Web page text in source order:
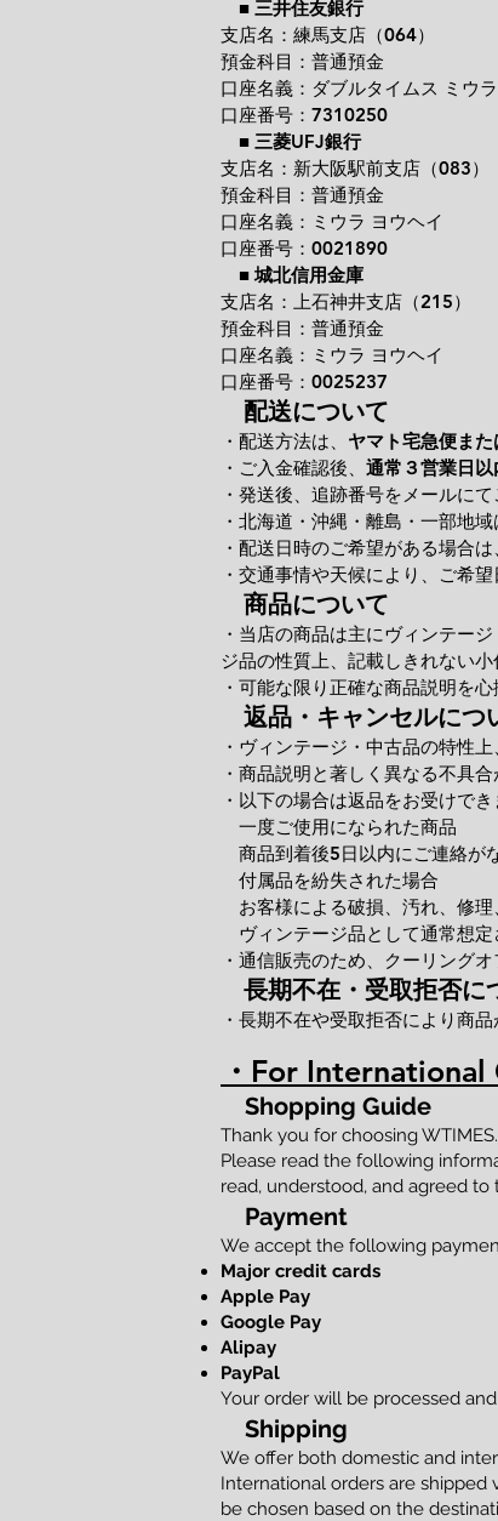
■ 三井住友銀行
支店名：練馬支店（064）
預金科目：普通預
口座名義：ダブルタイムス ミウ
口座番号：7310250
■ 三菱UFJ銀行
支店名：新大阪駅前支店（083
預金科目：普通預金
口座名義：ミウラ ヨウヘ
口座番号：
■ 城北信用金庫
支店名：上石神井支店（215）
預金科目：普通預金
口座名義：ミウラ ヨウヘイ
口座番号：0025237
配送について
・配送方法は、 ヤマト宅急便ま
・ご入金確認後、 通常３営業日以
・発送後、追跡番号をメールにて
・北海道・沖縄・離島・一部地
・配送日時のご希望がある場合
・交通事情や天候により、ご希
商品について
・当店の商品は主にヴィンテー
ジ品の性質上、記載しきれない
・可能な限り正確な商品説明を
返品・キャンセルにつ
・ヴィンテージ・中古品の特性
・商品説明と著しく異なる不具
・以下の場合は返品をお受けでき
一度ご使用になられた商品
商品到着後5日以内にご連絡が
付属品を紛失された場合
お客様による破損、汚れ、修理
ヴィンテージ品として通常想
・通信販売のため、クーリング
長期不在・受取拒否に
・長期不在や受取拒否により商
・For International
Shopping Guide
Thank you for choosing WTIMES.
Please read the following
read, understood, and agreed
Payment
We accept the following
Major credit cards
Apple Pay
Google Pay
Alipay
PayPal
Your order will be processed
Shipping
We offer both domestic and
International orders are shipped
be chosen based on the